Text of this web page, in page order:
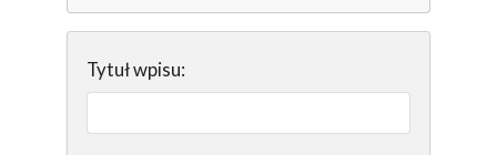
Tytuł wpisu: